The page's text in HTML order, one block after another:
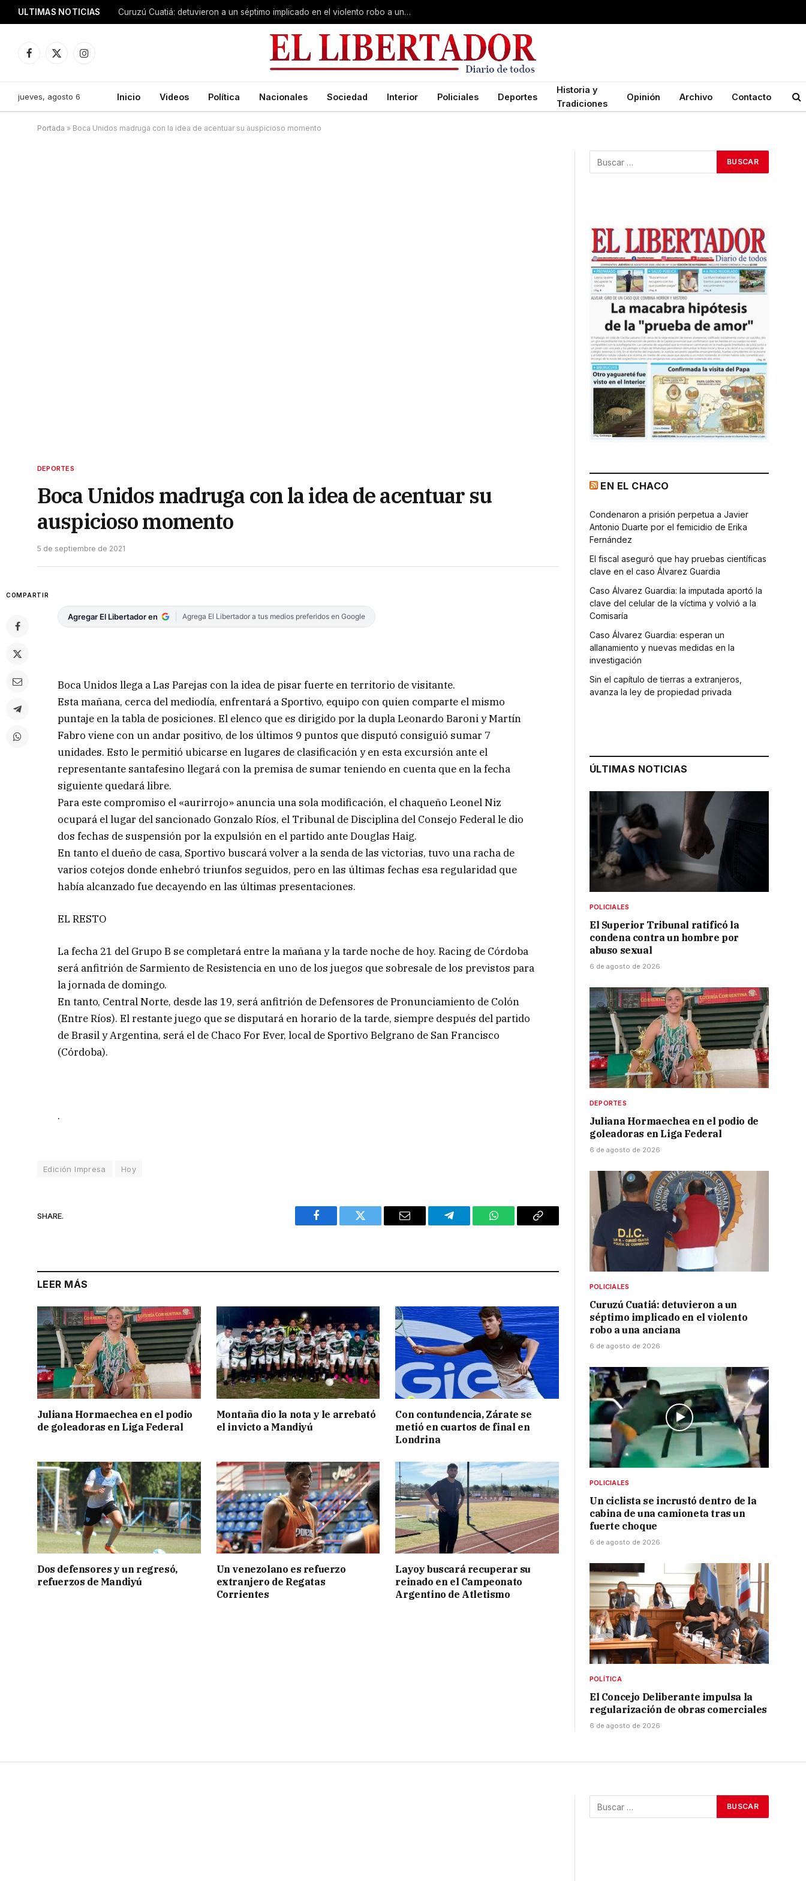
ULTIMAS NOTICIAS Curuzú Cuatiá: detuvieron a un séptimo implicado en el violento robo a una anciana
Facebook
X
Instagram
jueves, agosto 6 Inicio Videos Política Nacionales Sociedad Interior Policiales Deportes
Historia y
Tradiciones
Opinión Archivo Contacto
Portada » Boca Unidos madruga con la idea de acentuar su auspicioso momento
DEPORTES
Boca Unidos madruga con la idea de acentuar su
auspicioso momento
5 de septiembre de 2021
COMPARTIR
Agregar El Libertador en Agrega El Libertador a tus medios preferidos en Google
Boca Unidos llega a Las Parejas con la idea de pisar fuerte en territorio de visitante.
Esta mañana, cerca del mediodía, enfrentará a Sportivo, equipo con quien comparte el mismo
puntaje en la tabla de posiciones. El elenco que es dirigido por la dupla Leonardo Baroni y Martín
Fabro viene con un andar positivo, de los últimos 9 puntos que disputó consiguió sumar 7
unidades. Esto le permitió ubicarse en lugares de clasificación y en esta excursión ante el
representante santafesino llegará con la premisa de sumar teniendo en cuenta que en la fecha
siguiente quedará libre.
Para este compromiso el «aurirrojo» anuncia una sola modificación, el chaqueño Leonel Niz
ocupará el lugar del sancionado Gonzalo Ríos, el Tribunal de Disciplina del Consejo Federal le dio
dos fechas de suspensión por la expulsión en el partido ante Douglas Haig.
En tanto el dueño de casa, Sportivo buscará volver a la senda de las victorias, tuvo una racha de
varios cotejos donde enhebró triunfos seguidos, pero en las últimas fechas esa regularidad que
había alcanzado fue decayendo en las últimas presentaciones.
EL RESTO
La fecha 21 del Grupo B se completará entre la mañana y la tarde noche de hoy. Racing de Córdoba
será anfitrión de Sarmiento de Resistencia en uno de los juegos que sobresale de los previstos para
la jornada de domingo.
En tanto, Central Norte, desde las 19, será anfitrión de Defensores de Pronunciamiento de Colón
(Entre Ríos). El restante juego que se disputará en horario de la tarde, siempre después del partido
de Brasil y Argentina, será el de Chaco For Ever, local de Sportivo Belgrano de San Francisco
(Córdoba).
.
Edición Impresa Hoy
SHARE.
Facebook Twitter Email Telegram WhatsAppCopy
LEER MÁS
Juliana Hormaechea en el podio
de goleadoras en Liga Federal
Montaña dio la nota y le arrebató
el invicto a Mandiyú
Con contundencia, Zárate se
metió en cuartos de final en
Londrina
Dos defensores y un regresó,
refuerzos de Mandiyú
Un venezolano es refuerzo
extranjero de Regatas
Corrientes
Layoy buscará recuperar su
reinado en el Campeonato
Argentino de Atletismo
EN EL CHACO
Condenaron a prisión perpetua a Javier
Antonio Duarte por el femicidio de Erika
Fernández
El fiscal aseguró que hay pruebas científicas
clave en el caso Álvarez Guardia
Caso Álvarez Guardia: la imputada aportó la
clave del celular de la víctima y volvió a la
Comisaría
Caso Álvarez Guardia: esperan un
allanamiento y nuevas medidas en la
investigación
Sin el capítulo de tierras a extranjeros,
avanza la ley de propiedad privada
ÚLTIMAS NOTICIAS
POLICIALES
El Superior Tribunal ratificó la
condena contra un hombre por
abuso sexual
6 de agosto de 2026
DEPORTES
Juliana Hormaechea en el podio de
goleadoras en Liga Federal
6 de agosto de 2026
POLICIALES
Curuzú Cuatiá: detuvieron a un
séptimo implicado en el violento
robo a una anciana
6 de agosto de 2026
POLICIALES
Un ciclista se incrustó dentro de la
cabina de una camioneta tras un
fuerte choque
6 de agosto de 2026
POLÍTICA
El Concejo Deliberante impulsa la
regularización de obras comerciales
6 de agosto de 2026